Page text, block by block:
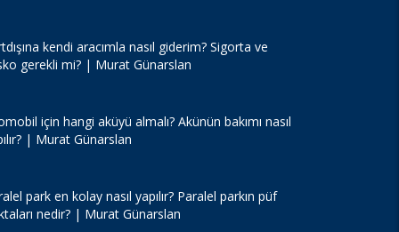
kendi aracımla nasıl giderim? Sigorta ve
gerekli mi? | Murat Günarslan
için hangi aküyü almalı? Akünün bakımı nasıl
| Murat Günarslan
park en kolay nasıl yapılır? Paralel parkın püf
nedir? | Murat Günarslan